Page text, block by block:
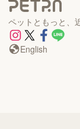
ペットともっと、
English